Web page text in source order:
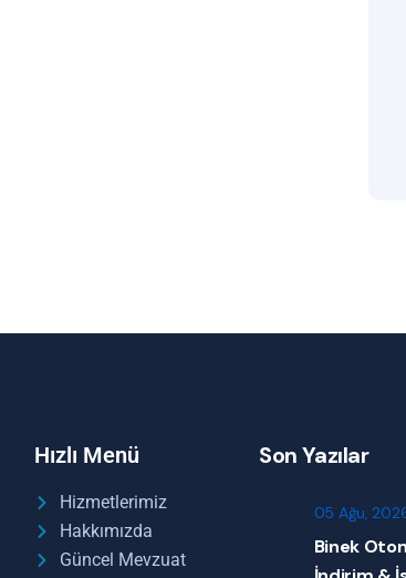
Hızlı Menü
Hizmetlerimiz
Hakkımızda
Güncel Mevzuat
Son Yazılar
05 Ağu,
Binek